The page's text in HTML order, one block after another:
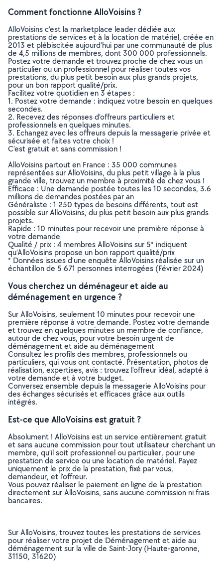
Comment fonctionne AlloVoisins ?
AlloVoisins c’est la marketplace leader dédiée aux
prestations de services et à la location de matériel, créée en
2013 et plébiscitée aujourd’hui par une communauté de plus
de 4,5 millions de membres, dont 300 000 professionnels.
Postez votre demande et trouvez proche de chez vous un
particulier ou un professionnel pour réaliser toutes vos
prestations, du plus petit besoin aux plus grands projets,
pour un bon rapport qualité/prix.
Facilitez votre quotidien en 3 étapes :
1. Postez votre demande : indiquez votre besoin en quelques
secondes.
2. Recevez des réponses d’offreurs particuliers et
professionnels en quelques minutes.
3. Echangez avec les offreurs depuis la messagerie privée et
sécurisée et faites votre choix !
C’est gratuit et sans commission !
AlloVoisins partout en France : 35 000 communes
représentées sur AlloVoisins, du plus petit village à la plus
grande ville, trouvez un membre à proximité de chez vous !
Efficace : Une demande postée toutes les 10 secondes, 3.6
millions de demandes postées par an
Généraliste : 1 250 types de besoins différents, tout est
possible sur AlloVoisins, du plus petit besoin aux plus grands
projets.
Rapide : 10 minutes pour recevoir une première réponse à
votre demande
Qualité / prix : 4 membres AlloVoisins sur 5* indiquent
qu’AlloVoisins propose un bon rapport qualité/prix
* Données issues d’une enquête AlloVoisins réalisée sur un
échantillon de 5 671 personnes interrogées (Février 2024)
Vous cherchez un déménageur et aide au
déménagement en urgence ?
Sur AlloVoisins, seulement 10 minutes pour recevoir une
première réponse à votre demande. Postez votre demande
et trouvez en quelques minutes un membre de confiance,
autour de chez vous, pour votre besoin urgent de
déménagement et aide au déménagement
Consultez les profils des membres, professionnels ou
particuliers, qui vous ont contacté. Présentation, photos de
réalisation, expertises, avis : trouvez l'offreur idéal, adapté à
votre demande et à votre budget.
Conversez ensemble depuis la messagerie AlloVoisins pour
des échanges sécurisés et efficaces grâce aux outils
intégrés.
Est-ce que AlloVoisins est gratuit ?
Absolument ! AlloVoisins est un service entièrement gratuit
et sans aucune commission pour tout utilisateur cherchant un
membre, qu’il soit professionnel ou particulier, pour une
prestation de service ou une location de matériel. Payez
uniquement le prix de la prestation, fixé par vous,
demandeur, et l’offreur.
Vous pouvez réaliser le paiement en ligne de la prestation
directement sur AlloVoisins, sans aucune commission ni frais
bancaires.
Sur AlloVoisins, trouvez toutes les prestations de services
pour réaliser votre projet de Déménagement et aide au
déménagement sur la ville de Saint-Jory (Haute-garonne,
31150, 31620)